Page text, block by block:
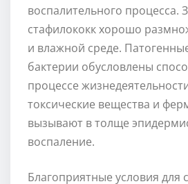
воспалительного процесса.
стафилококк хорошо
и влажной среде.
бактерии обусловлены
процессе
токсические вещества и
вызывают в толще
воспаление.
Благоприятные условия для